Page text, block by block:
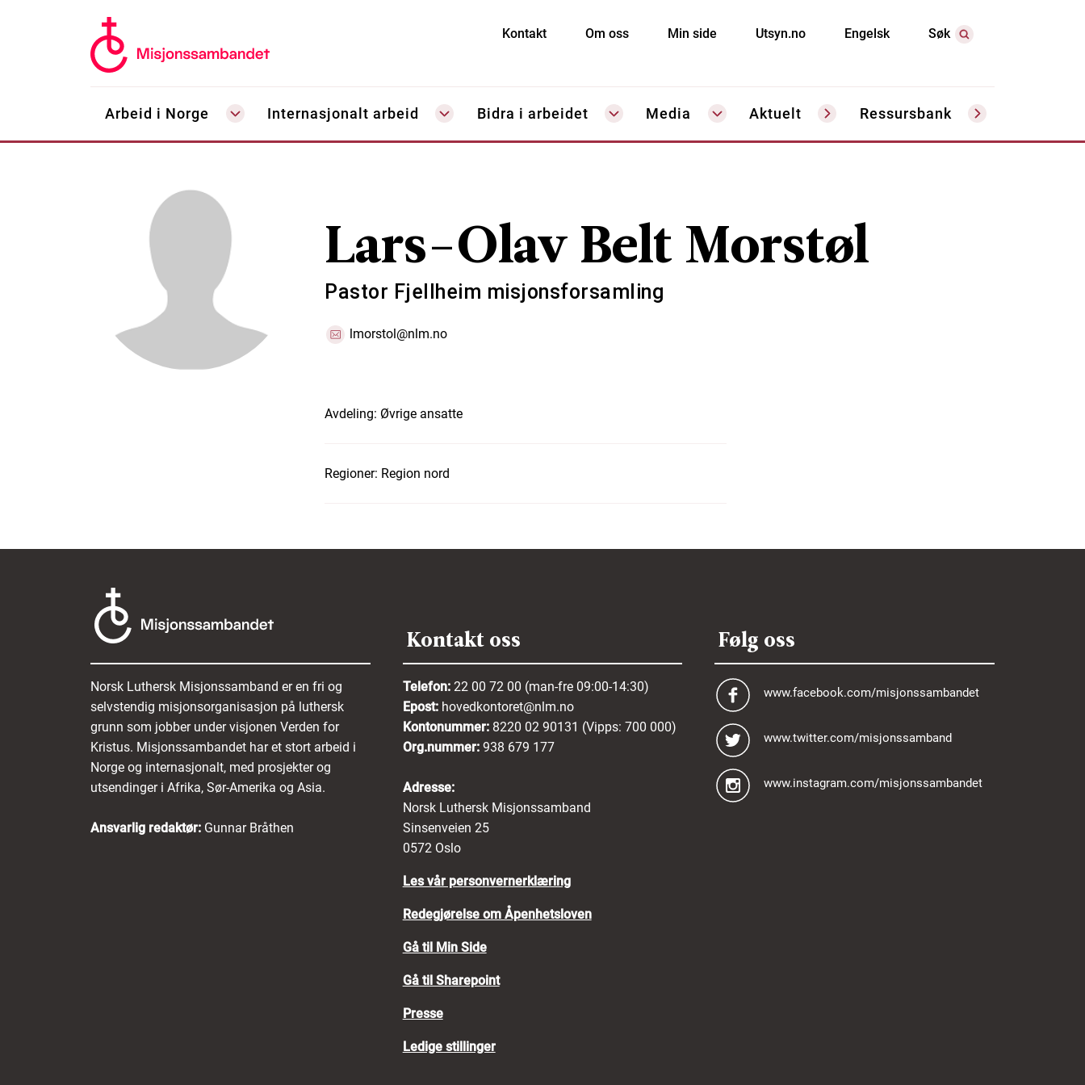
Kontakt Om oss Min side Utsyn.no Engelsk Søk
Arbeid i Norge Internasjonalt arbeid Bidra i arbeidet Media Aktuelt Ressursbank
Lars-Olav Belt Morstøl
Pastor Fjellheim misjonsforsamling
lmorstol@nlm.no
Avdeling: Øvrige ansatte
Regioner: Region nord
Norsk Luthersk Misjonssamband er en fri og
selvstendig misjonsorganisasjon på luthersk
grunn som jobber under visjonen Verden for
Kristus. Misjonssambandet har et stort arbeid i
Norge og internasjonalt, med prosjekter og
utsendinger i Afrika, Sør-Amerika og Asia.
Ansvarlig redaktør: Gunnar Bråthen
Kontakt oss
Telefon: 22 00 72 00 (man-fre 09:00-14:30)
Epost: hovedkontoret@nlm.no
Kontonummer: 8220 02 90131 (Vipps: 700 000)
Org.nummer: 938 679 177
Adresse:
Norsk Luthersk Misjonssamband
Sinsenveien 25
0572 Oslo
Les vår personvernerklæring
Redegjørelse om Åpenhetsloven
Gå til Min Side
Gå til Sharepoint
Presse
Ledige stillinger
Følg oss
www.facebook.com/misjonssambandet
www.twitter.com/misjonssamband
www.instagram.com/misjonssambandet